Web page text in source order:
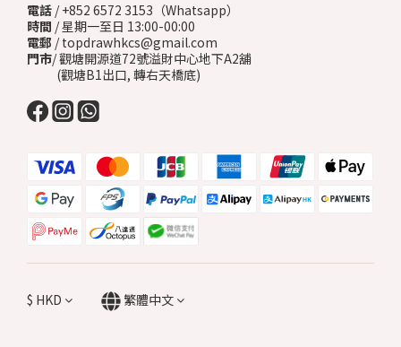
電話 / +852 6572 3153（Whatsapp）
時間 / 星期一至日 13:00-00:00
電郵 / topdrawhkcs@gmail.com
門市/ 觀塘開源道72號溢財中心地下A2舖
(觀塘B1出口, 轉右天橋底)
$ HKD 繁體中文